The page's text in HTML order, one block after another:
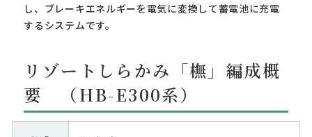
し、ブレーキエネルギーを電気に変換して蓄電池に充電
するシステムです。
リゾートしらかみ「橅」編成概
要 （HB-E300系）